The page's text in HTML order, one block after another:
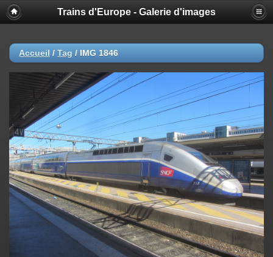
Trains d'Europe - Galerie d'images
Accueil / Tag / IMG 1846